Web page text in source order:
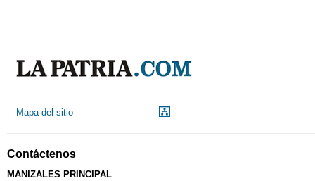
Mapa del sitio
Contáctenos
MANIZALES PRINCIPAL